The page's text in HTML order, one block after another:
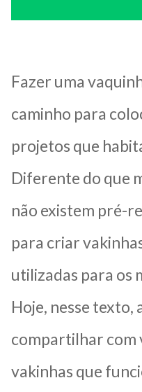
Fazer uma
caminho para
projetos que
Diferente do que
não existem pré-
para criar
utilizadas para os
Hoje, nesse texto,
compartilhar com
vakinhas que